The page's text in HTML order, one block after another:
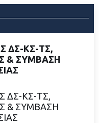
ΔΣ-ΚΣ-ΤΣ,
& ΣΥΜΒΑΣΗ
ΔΣ-ΚΣ-ΤΣ,
& ΣΥΜΒΑΣΗ